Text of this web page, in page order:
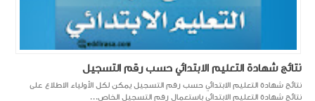
نتائج شهادة التعليم الابتدائي حسب رقم التسجيل
نتائج شهادة التعليم الابتدائي حسب رقم التسجيل يمكن لكل الأولياء الاطلاع على
نتائج شهادة التعليم الابتدائي باستعمال رقم التسجيل الخاص...